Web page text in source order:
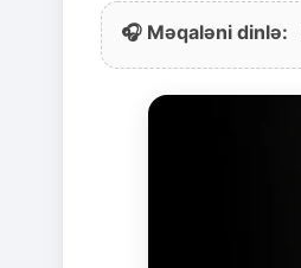
🎧 Məqaləni dinlə: